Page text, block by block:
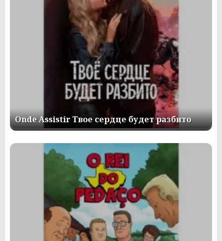
Onde Assistir Твое сердце будет разбито